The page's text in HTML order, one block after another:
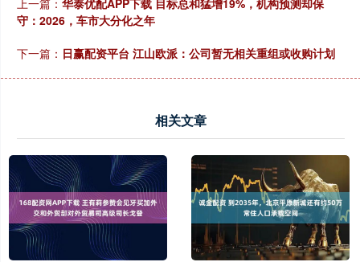
守：2026，车市大分化之年
下一篇： 日赢配资平台 江山欧派：公司暂无相关重组或收购计划
相关文章